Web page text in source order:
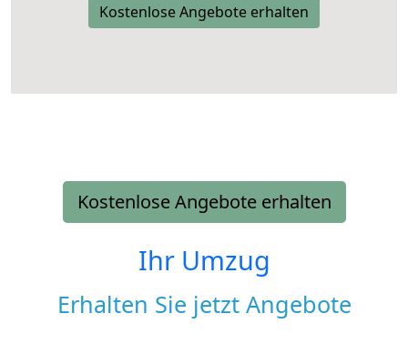
Kostenlose Angebote erhalten
Kostenlose Angebote erhalten
Ihr Umzug
Erhalten Sie jetzt Angebote